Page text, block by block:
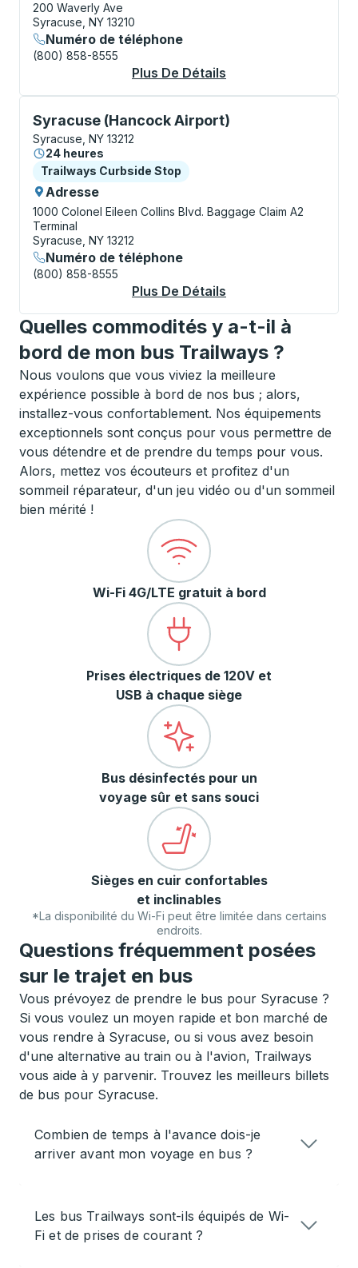
200 Waverly Ave
Syracuse, NY 13210
Numéro de téléphone
(800) 858-8555
Plus De Détails
Syracuse (Hancock Airport)
Curbside Stop, utilisez les touches fléchées ou la
Syracuse, NY 13212
24 heures
Curbside Stop
Trailways Curbside Stop
Adresse
1000 Colonel Eileen Collins Blvd. Baggage Claim A2
Terminal
Syracuse, NY 13212
Numéro de téléphone
(800) 858-8555
Plus De Détails
Quelles commodités y a-t-il à
bord de mon bus Trailways ?
Nous voulons que vous viviez la meilleure
expérience possible à bord de nos bus ; alors,
installez-vous confortablement. Nos équipements
exceptionnels sont conçus pour vous permettre de
vous détendre et de prendre du temps pour vous.
Alors, mettez vos écouteurs et profitez d'un
sommeil réparateur, d'un jeu vidéo ou d'un sommeil
bien mérité !
Wi-Fi 4G/LTE gratuit à bord
Prises électriques de 120V et
USB à chaque siège
Bus désinfectés pour un
voyage sûr et sans souci
Sièges en cuir confortables
et inclinables
*La disponibilité du Wi-Fi peut être limitée dans certains
endroits.
Questions fréquemment posées
sur le trajet en bus
Vous prévoyez de prendre le bus pour Syracuse ?
Si vous voulez un moyen rapide et bon marché de
vous rendre à Syracuse, ou si vous avez besoin
d'une alternative au train ou à l'avion, Trailways
vous aide à y parvenir. Trouvez les meilleurs billets
de bus pour Syracuse.
Combien de temps à l'avance dois-je
arriver avant mon voyage en bus ?
Les bus Trailways sont-ils équipés de Wi-
Fi et de prises de courant ?